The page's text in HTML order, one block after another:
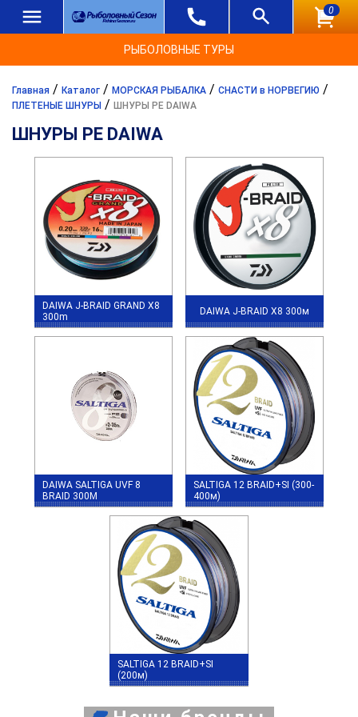
0
РЫБОЛОВНЫЕ ТУРЫ
Главная / Каталог / МОРСКАЯ РЫБАЛКА / СНАСТИ в НОРВЕГИЮ /
ПЛЕТЕНЫЕ ШНУРЫ / ШНУРЫ PE DAIWA
ШНУРЫ PE DAIWA
DAIWA J-BRAID GRAND X8
300m
DAIWA J-BRAID X8 300м
DAIWA SALTIGA UVF 8
BRAID 300М
SALTIGA 12 BRAID+SI (300-
400м)
SALTIGA 12 BRAID+SI
(200м)